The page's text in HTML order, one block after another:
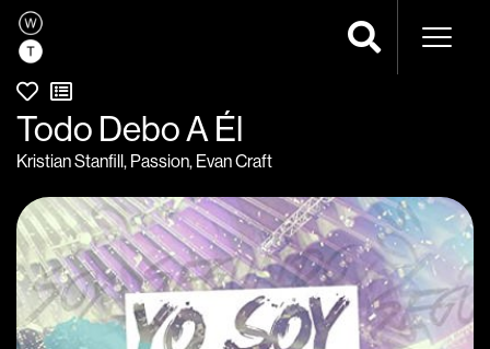
Todo Debo A Él
Kristian Stanfill, Passion, Evan Craft